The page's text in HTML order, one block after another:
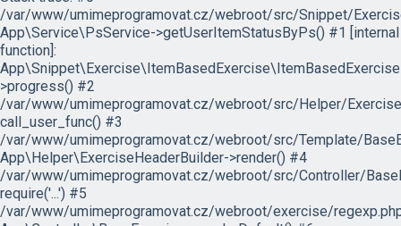
/var/www/umimeprogramovat.cz/webroot/src/Snippet/
App\Service\PsService->getUserItemStatusByPs() #1 [internal
function]:
>progress() #2
/var/www/umimeprogramovat.cz/webroot/src/Helper/
call_user_func() #3
/var/www/umimeprogramovat.cz/webroot/src/Template/
App\Helper\ExerciseHeaderBuilder->render() #4
/var/www/umimeprogramovat.cz/webroot/src/Controller/
require('...') #5
/var/www/umimeprogramovat.cz/webroot/exercise/